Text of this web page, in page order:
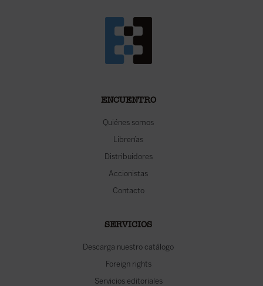
ENCUENTRO
Quiénes somos
Librerías
Distribuidores
Accionistas
Contacto
SERVICIOS
Descarga nuestro catálogo
Foreign rights
Servicios editoriales